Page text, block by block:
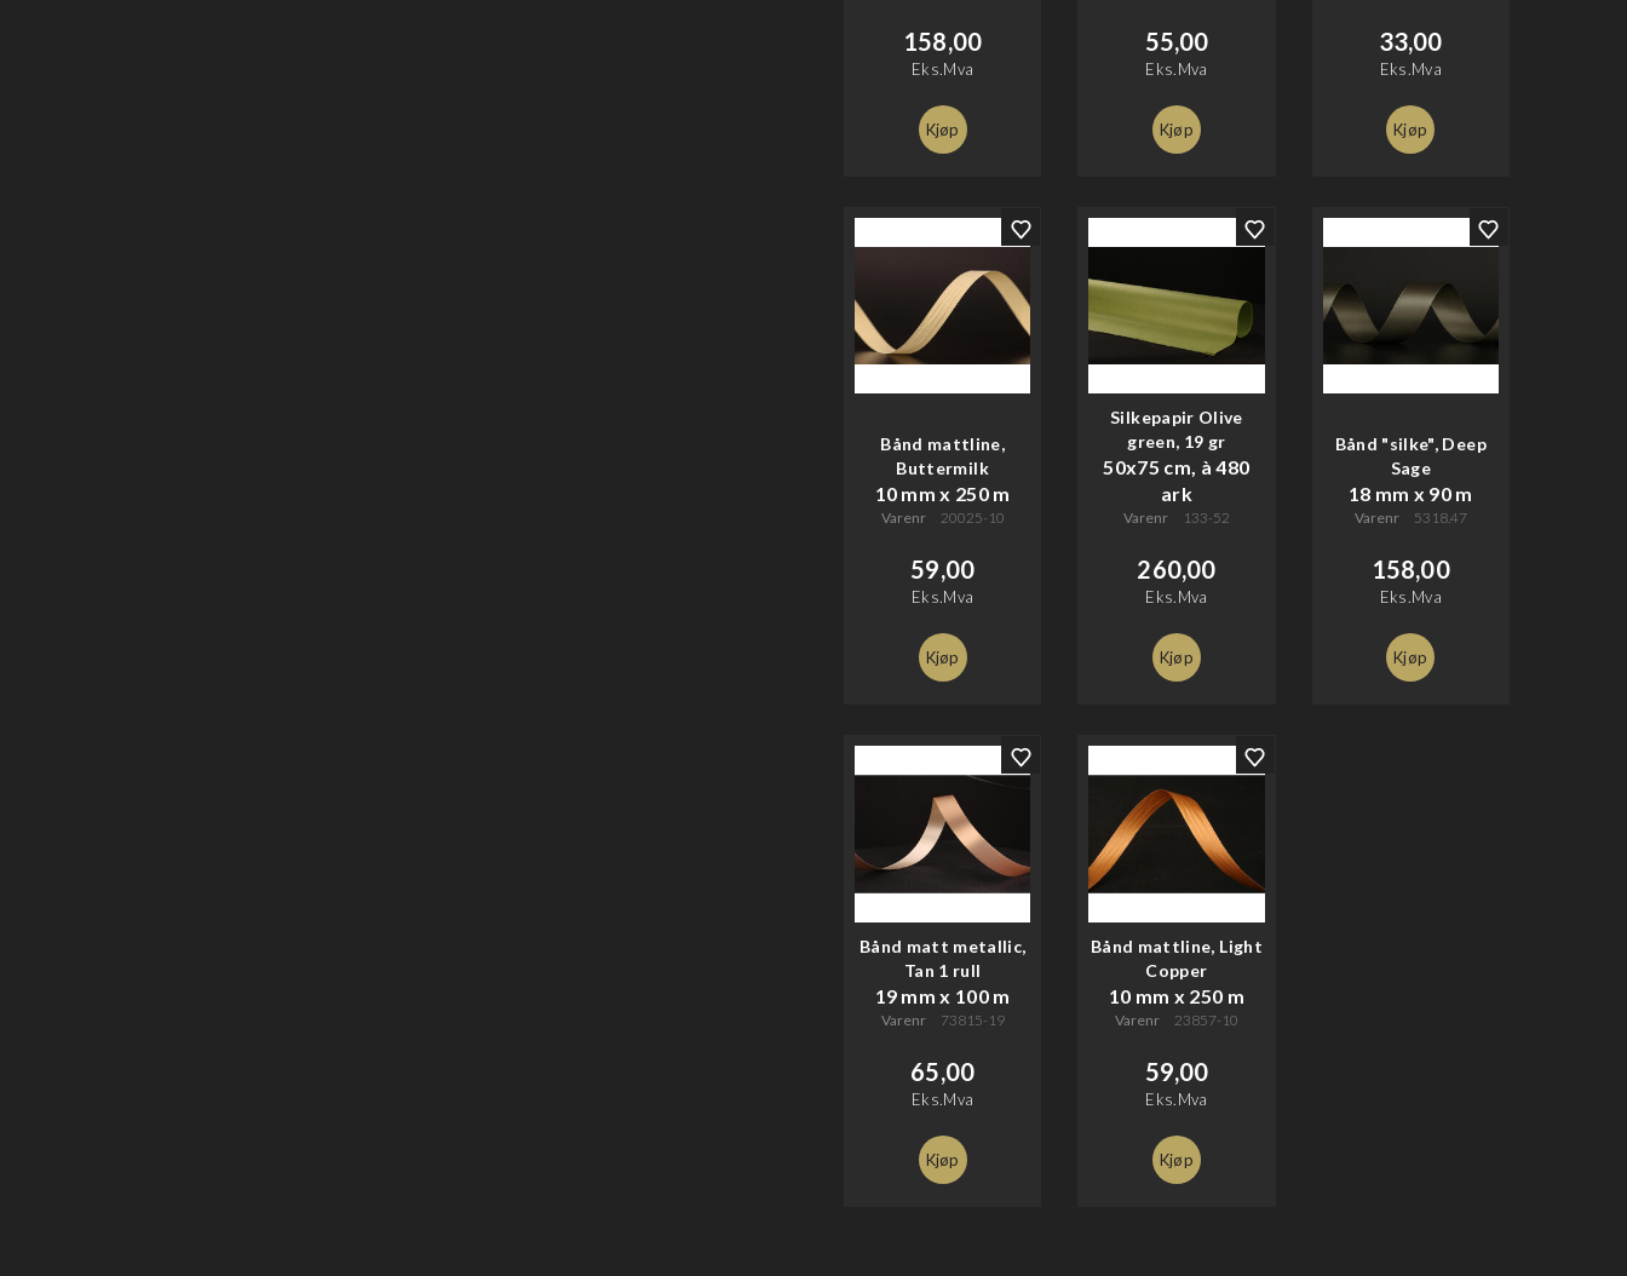
158,00
Eks.Mva
Kjøp
55,00
Eks.Mva
Kjøp
33,00
Eks.Mva
Kjøp
Bånd mattline,
Buttermilk
10 mm x 250 m
Varenr 20025-10
59,00
Eks.Mva
Kjøp
Silkepapir Olive
green, 19 gr
50x75 cm, à 480
ark
Varenr 133-52
260,00
Eks.Mva
Kjøp
Bånd "silke", Deep
Sage
18 mm x 90 m
Varenr 5318.47
158,00
Eks.Mva
Kjøp
Bånd matt metallic,
Tan 1 rull
19 mm x 100 m
Varenr 73815-19
65,00
Eks.Mva
Kjøp
Bånd mattline, Light
Copper
10 mm x 250 m
Varenr 23857-10
59,00
Eks.Mva
Kjøp